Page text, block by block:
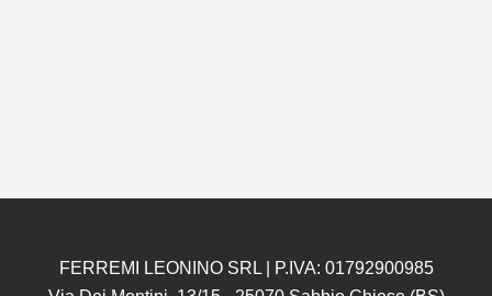
FERREMI LEONINO SRL | P.IVA: 01792900985